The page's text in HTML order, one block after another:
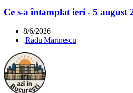
Ce s-a întamplat ieri - 5 august
8/6/2026
.Radu Marinescu